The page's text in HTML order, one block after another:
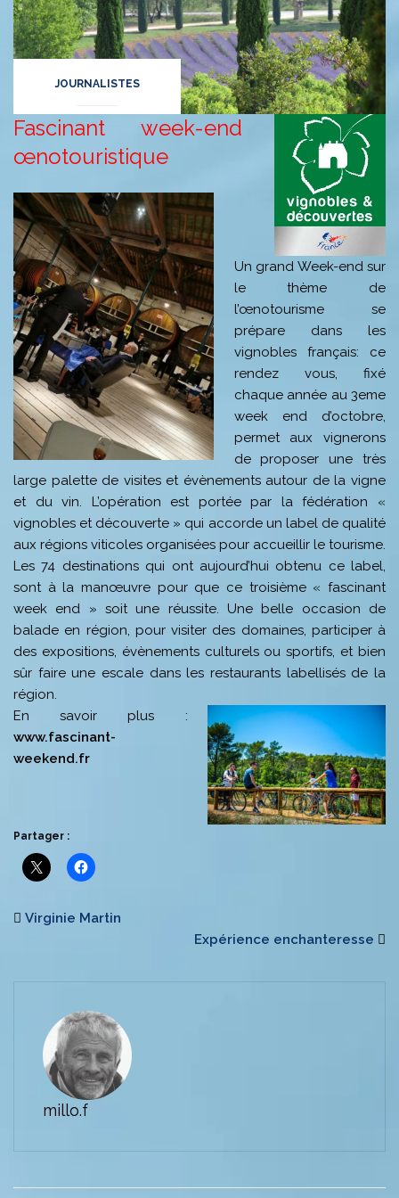
JOURNALISTES
Fascinant week-end
œnotouristique
Un grand Week-end sur
le thème de
l’œnotourisme se
prépare dans les
vignobles français: ce
rendez vous, fixé
chaque année au 3eme
week end d’octobre,
permet aux vignerons
de proposer une très
large palette de visites et évènements autour de la vigne
et du vin. L’opération est portée par la fédération «
vignobles et découverte » qui accorde un label de qualité
aux régions viticoles organisées pour accueillir le tourisme.
Les 74 destinations qui ont aujourd’hui obtenu ce label,
sont à la manœuvre pour que ce troisième « fascinant
week end » soit une réussite. Une belle occasion de
balade en région, pour visiter des domaines, participer à
des expositions, évènements culturels ou sportifs, et bien
sûr faire une escale dans les restaurants labellisés de la
région.
En savoir plus :
www.fascinant-
weekend.fr
Partager :
Virginie Martin
Expérience enchanteresse
millo.f